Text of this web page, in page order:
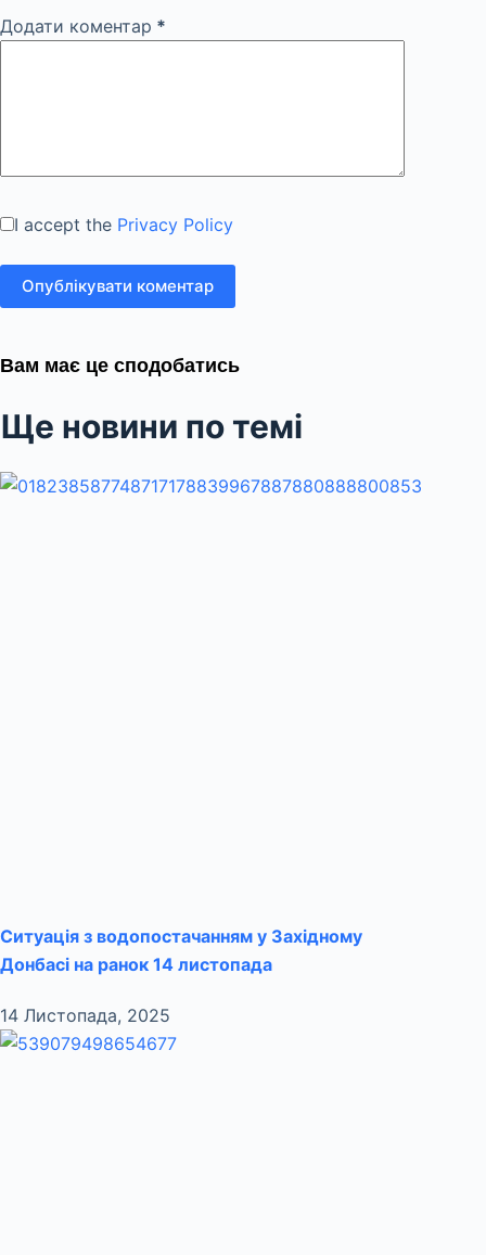
Додати коментар *
I accept the Privacy Policy
Опублікувати коментар
Вам має це сподобатись
Ще новини по темі
Ситуація з водопостачанням у Західному
Донбасі на ранок 14 листопада
14 Листопада, 2025